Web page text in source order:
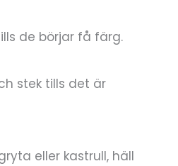
de börjar få färg.
stek tills det är
eller kastrull, häll